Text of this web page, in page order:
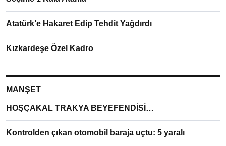
Atatürk’e Hakaret Edip Tehdit Yağdırdı
Kızkardeşe Özel Kadro
MANŞET
HOŞÇAKAL TRAKYA BEYEFENDİSİ…
Kontrolden çıkan otomobil baraja uçtu: 5 yaralı